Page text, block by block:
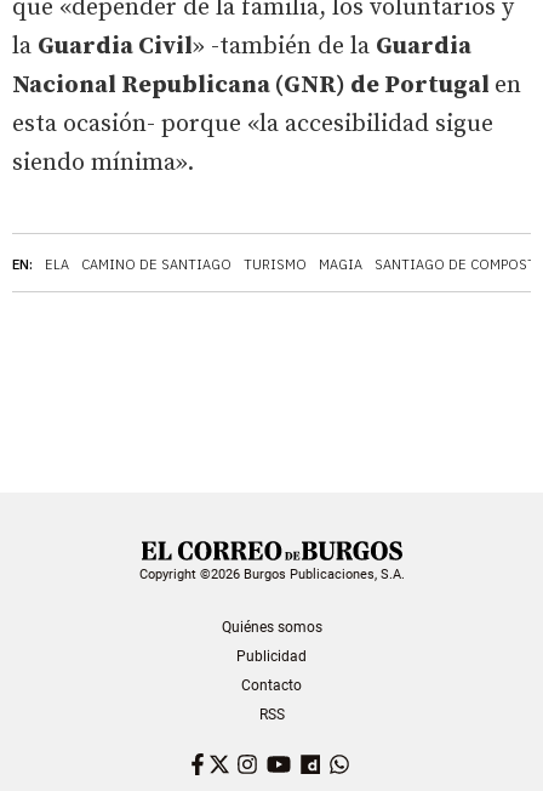
EN: ELA CAMINO DE SANTIAGO TURISMO MAGIA SANTIAGO DE
que «depender de la familia, los voluntarios y
la Guardia Civil» -también de la Guardia
Nacional Republicana (GNR) de Portugal en
esta ocasión- porque «la accesibilidad sigue
siendo mínima».
Copyright ©2026 Burgos Publicaciones, S.A.
Quiénes somos
Publicidad
Contacto
RSS
Facebook
TwitterInstagram
YouTubeDailymotion